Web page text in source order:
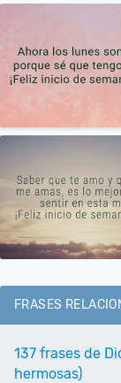
FRASES
137 frases de
hermosas)